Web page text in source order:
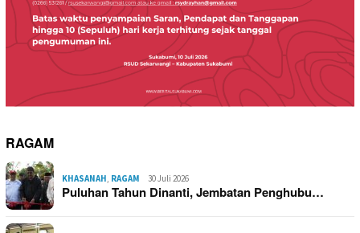
RAGAM
KHASANAH, RAGAM 30 Juli 2026
Puluhan Tahun Dinanti, Jembatan Penghubu…